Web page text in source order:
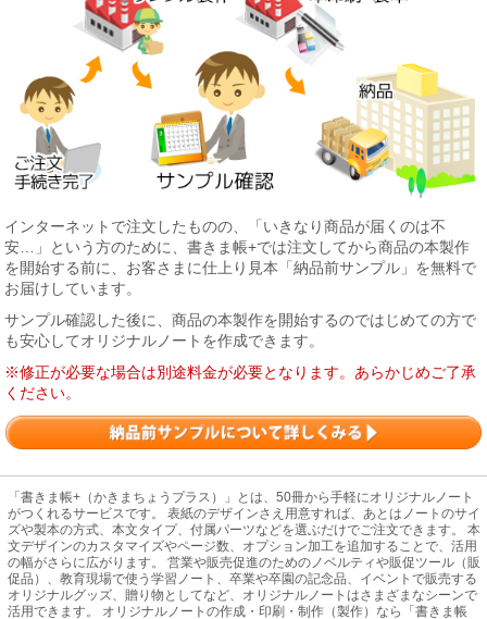
インターネットで注文したものの、「いきなり商品が届くのは不
安…」という方のために、書きま帳+では注文してから商品の本製作
を開始する前に、お客さまに仕上り見本「納品前サンプル」を無料で
お届けしています。
サンプル確認した後に、商品の本製作を開始するのではじめての方で
も安心してオリジナルノートを作成できます。
※修正が必要な場合は別途料金が必要となります。あらかじめご了承
ください。
「書きま帳+（かきまちょうプラス）」とは、50冊から手軽にオリジナルノート
がつくれるサービスです。 表紙のデザインさえ用意すれば、あとはノートのサイ
ズや製本の方式、本文タイプ、付属パーツなどを選ぶだけでご注文できます。 本
文デザインのカスタマイズやページ数、オプション加工を追加することで、活用
の幅がさらに広がります。 営業や販売促進のためのノベルティや販促ツール（販
促品）、教育現場で使う学習ノート、卒業や卒園の記念品、イベントで販売する
オリジナルグッズ、贈り物としてなど、オリジナルノートはさまざまなシーンで
活用できます。 オリジナルノートの作成・印刷・制作（製作）なら「書きま帳